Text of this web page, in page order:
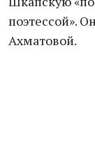
поэтессой».
Ахматовой.